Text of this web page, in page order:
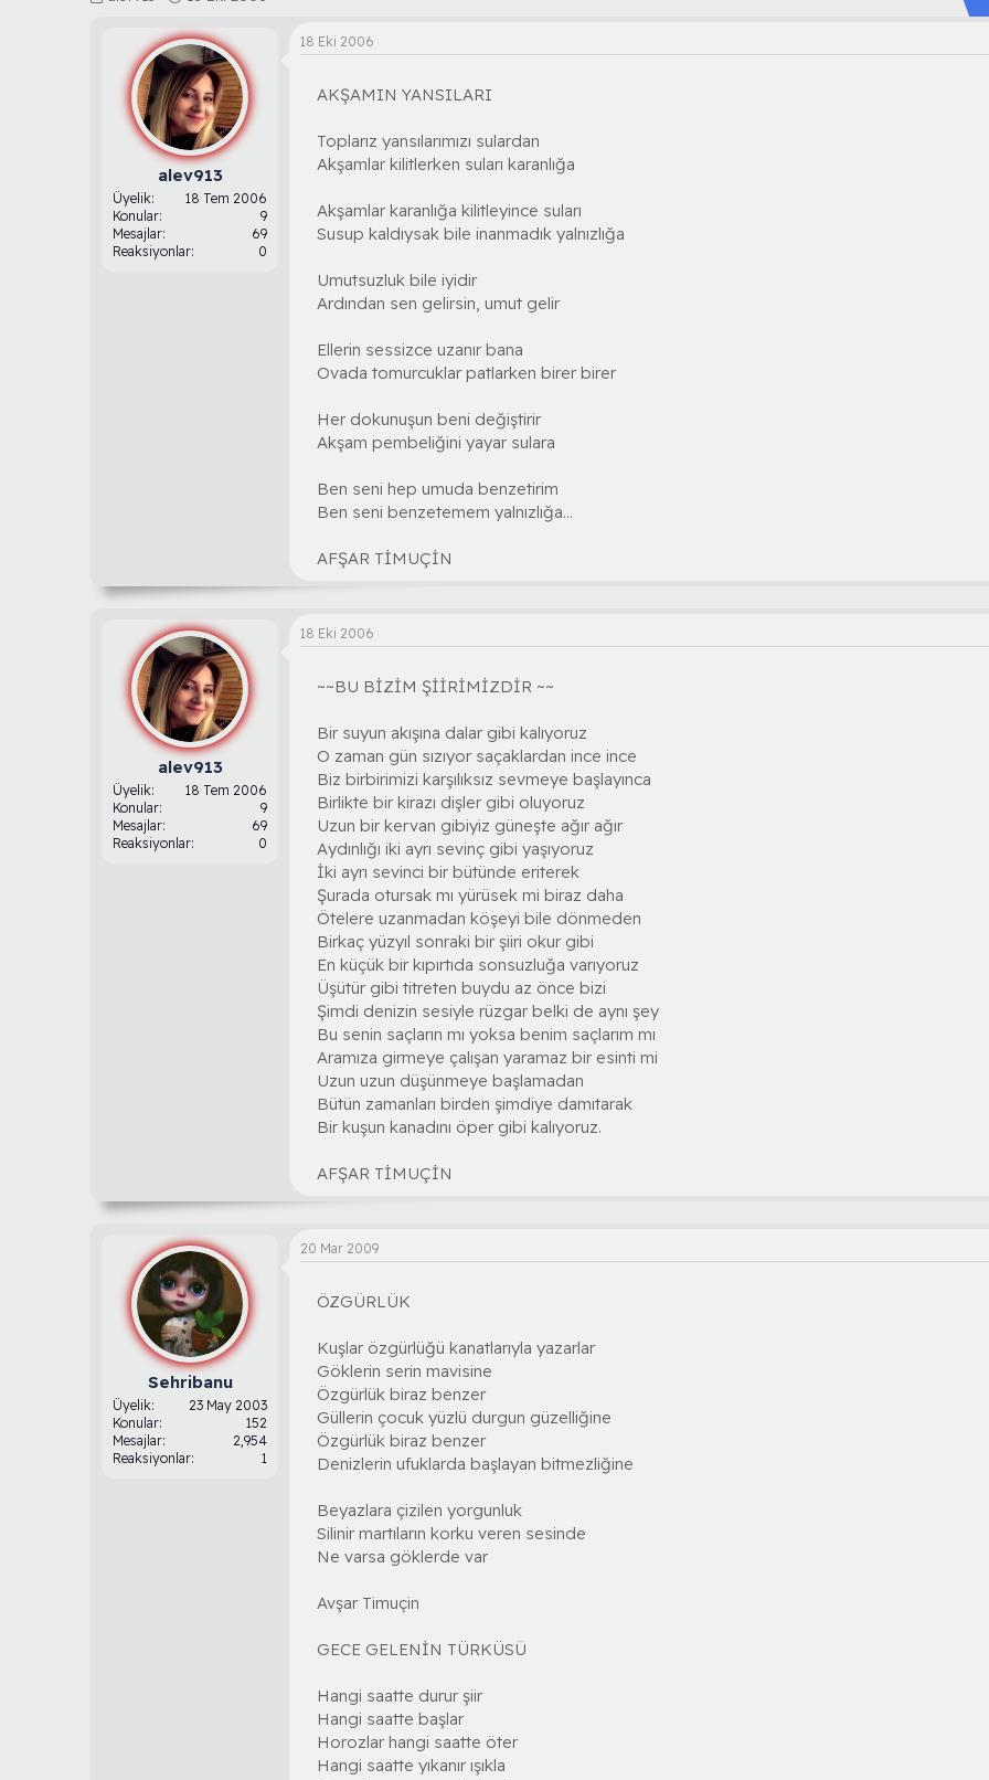
a
a
ş
a
n
g
ı
ç
t
a
h
alev913
Üyelik
18 Tem 2006
Konular
9
Mesajlar
69
Reaksiyonlar
0
18 Eki 2006
AKŞAMIN YANSILARI
Toplarız yansılarımızı sulardan
Akşamlar kilitlerken suları karanlığa
Akşamlar karanlığa kilitleyince suları
Susup kaldıysak bile inanmadık yalnızlığa
Umutsuzluk bile iyidir
Ardından sen gelirsin, umut gelir
Ellerin sessizce uzanır bana
Ovada tomurcuklar patlarken birer birer
Her dokunuşun beni değiştirir
Akşam pembeliğini yayar sulara
Ben seni hep umuda benzetirim
Ben seni benzetemem yalnızlığa...
AFŞAR TİMUÇİN
alev913
Üyelik
18 Tem 2006
Konular
9
Mesajlar
69
Reaksiyonlar
0
18 Eki 2006
~~BU BİZİM ŞİİRİMİZDİR ~~
Bir suyun akışına dalar gibi kalıyoruz
O zaman gün sızıyor saçaklardan ince ince
Biz birbirimizi karşılıksız sevmeye başlayınca
Birlikte bir kirazı dişler gibi oluyoruz
Uzun bir kervan gibiyiz güneşte ağır ağır
Aydınlığı iki ayrı sevinç gibi yaşıyoruz
İki ayrı sevinci bir bütünde eriterek
Şurada otursak mı yürüsek mi biraz daha
Ötelere uzanmadan köşeyi bile dönmeden
Birkaç yüzyıl sonraki bir şiiri okur gibi
En küçük bir kıpırtıda sonsuzluğa varıyoruz
Üşütür gibi titreten buydu az önce bizi
Şimdi denizin sesiyle rüzgar belki de aynı şey
Bu senin saçların mı yoksa benim saçlarım mı
Aramıza girmeye çalışan yaramaz bir esinti mi
Uzun uzun düşünmeye başlamadan
Bütün zamanları birden şimdiye damıtarak
Bir kuşun kanadını öper gibi kalıyoruz.
AFŞAR TİMUÇİN
Sehribanu
Üyelik
23 May 2003
Konular
152
Mesajlar
2,954
Reaksiyonlar
1
20 Mar 2009
ÖZGÜRLÜK
Kuşlar özgürlüğü kanatlarıyla yazarlar
Göklerin serin mavisine
Özgürlük biraz benzer
Güllerin çocuk yüzlü durgun güzelliğine
Özgürlük biraz benzer
Denizlerin ufuklarda başlayan bitmezliğine
Beyazlara çizilen yorgunluk
Silinir martıların korku veren sesinde
Ne varsa göklerde var
Avşar Timuçin
GECE GELENİN TÜRKÜSÜ
Hangi saatte durur şiir
Hangi saatte başlar
Horozlar hangi saatte öter
Hangi saatte yıkanır ışıkla